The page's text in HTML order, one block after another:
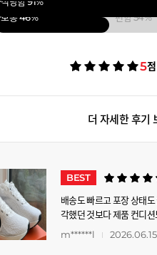
보통46% 편함54%
5점
더 자세한 후기
BEST
배송도 빠르고 포장 상태도
각했던 것보다 제품 컨디
고요. 가격도 합리적으로 구매할 수 있어서 더욱 만족스러웠고요. 전
체적으로 구매 과정부터 수
m******l 2026.06.15